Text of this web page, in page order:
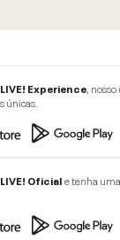
LIVE! Experience,
únicas.
LIVE! Oficiale tenha